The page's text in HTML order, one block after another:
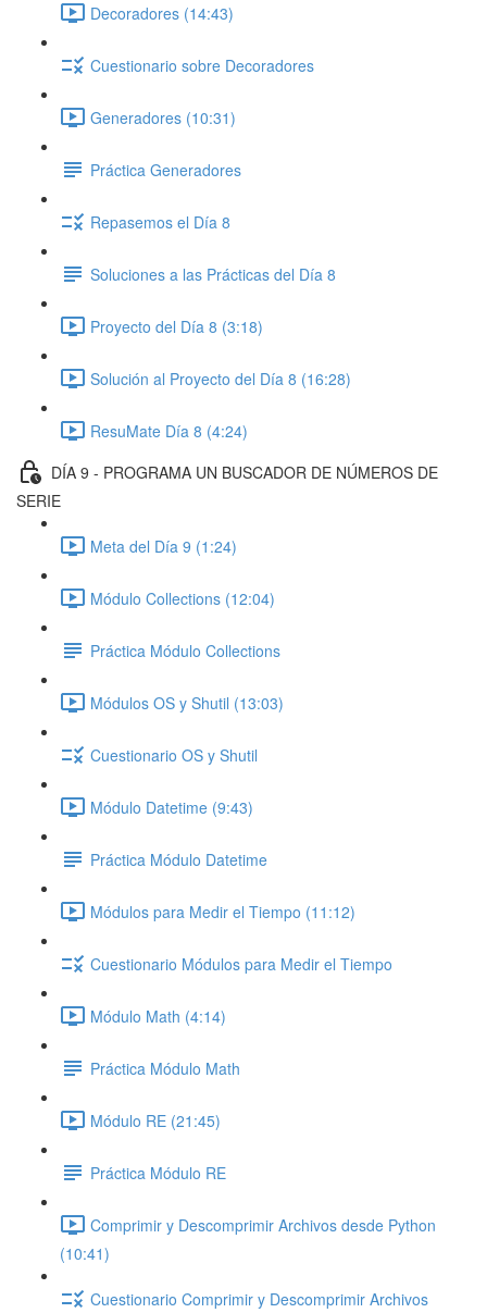
Decoradores (14:43)
Cuestionario sobre Decoradores
Generadores (10:31)
Práctica Generadores
Repasemos el Día 8
Soluciones a las Prácticas del Día 8
Proyecto del Día 8 (3:18)
Solución al Proyecto del Día 8 (16:28)
ResuMate Día 8 (4:24)
DÍA 9 - PROGRAMA UN BUSCADOR DE NÚMEROS DE
SERIE
Meta del Día 9 (1:24)
Módulo Collections (12:04)
Práctica Módulo Collections
Módulos OS y Shutil (13:03)
Cuestionario OS y Shutil
Módulo Datetime (9:43)
Práctica Módulo Datetime
Módulos para Medir el Tiempo (11:12)
Cuestionario Módulos para Medir el Tiempo
Módulo Math (4:14)
Práctica Módulo Math
Módulo RE (21:45)
Práctica Módulo RE
Comprimir y Descomprimir Archivos desde Python
(10:41)
Cuestionario Comprimir y Descomprimir Archivos